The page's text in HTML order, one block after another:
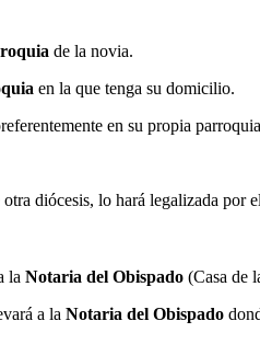
de la novia.
en la que tenga su domicilio.
en su propia
diócesis, lo hará legalizada por
la Notaria del Obispado (Casa de
a la Notaria del Obispado